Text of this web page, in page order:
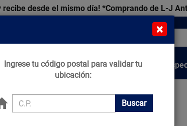
recibe desde el mismo día! *Comprando de L-J
Tips que Construyen Venta
×
Ingrese tu código postal para validar tu
ubicación:
Buscar